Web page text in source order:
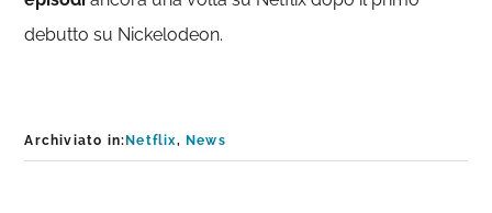
debutto su Nickelodeon.
Archiviato in:Netflix,News